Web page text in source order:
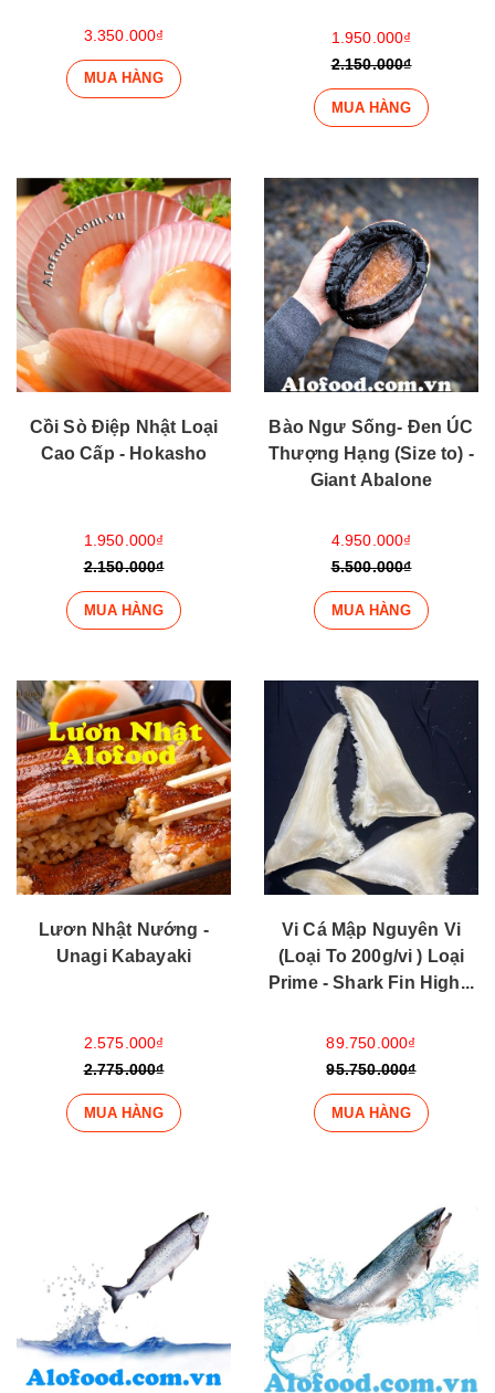
3.350.000₫
MUA HÀNG
1.950.000₫
2.150.000₫
MUA HÀNG
Cồi Sò Điệp Nhật Loại
Cao Cấp - Hokasho
1.950.000₫
2.150.000₫
MUA HÀNG
Bào Ngư Sống- Đen ÚC
Thượng Hạng (Size to) -
Giant Abalone
4.950.000₫
5.500.000₫
MUA HÀNG
Lươn Nhật Nướng -
Unagi Kabayaki
2.575.000₫
2.775.000₫
MUA HÀNG
Vi Cá Mập Nguyên Vi
(Loại To 200g/vi ) Loại
Prime - Shark Fin High...
89.750.000₫
95.750.000₫
MUA HÀNG